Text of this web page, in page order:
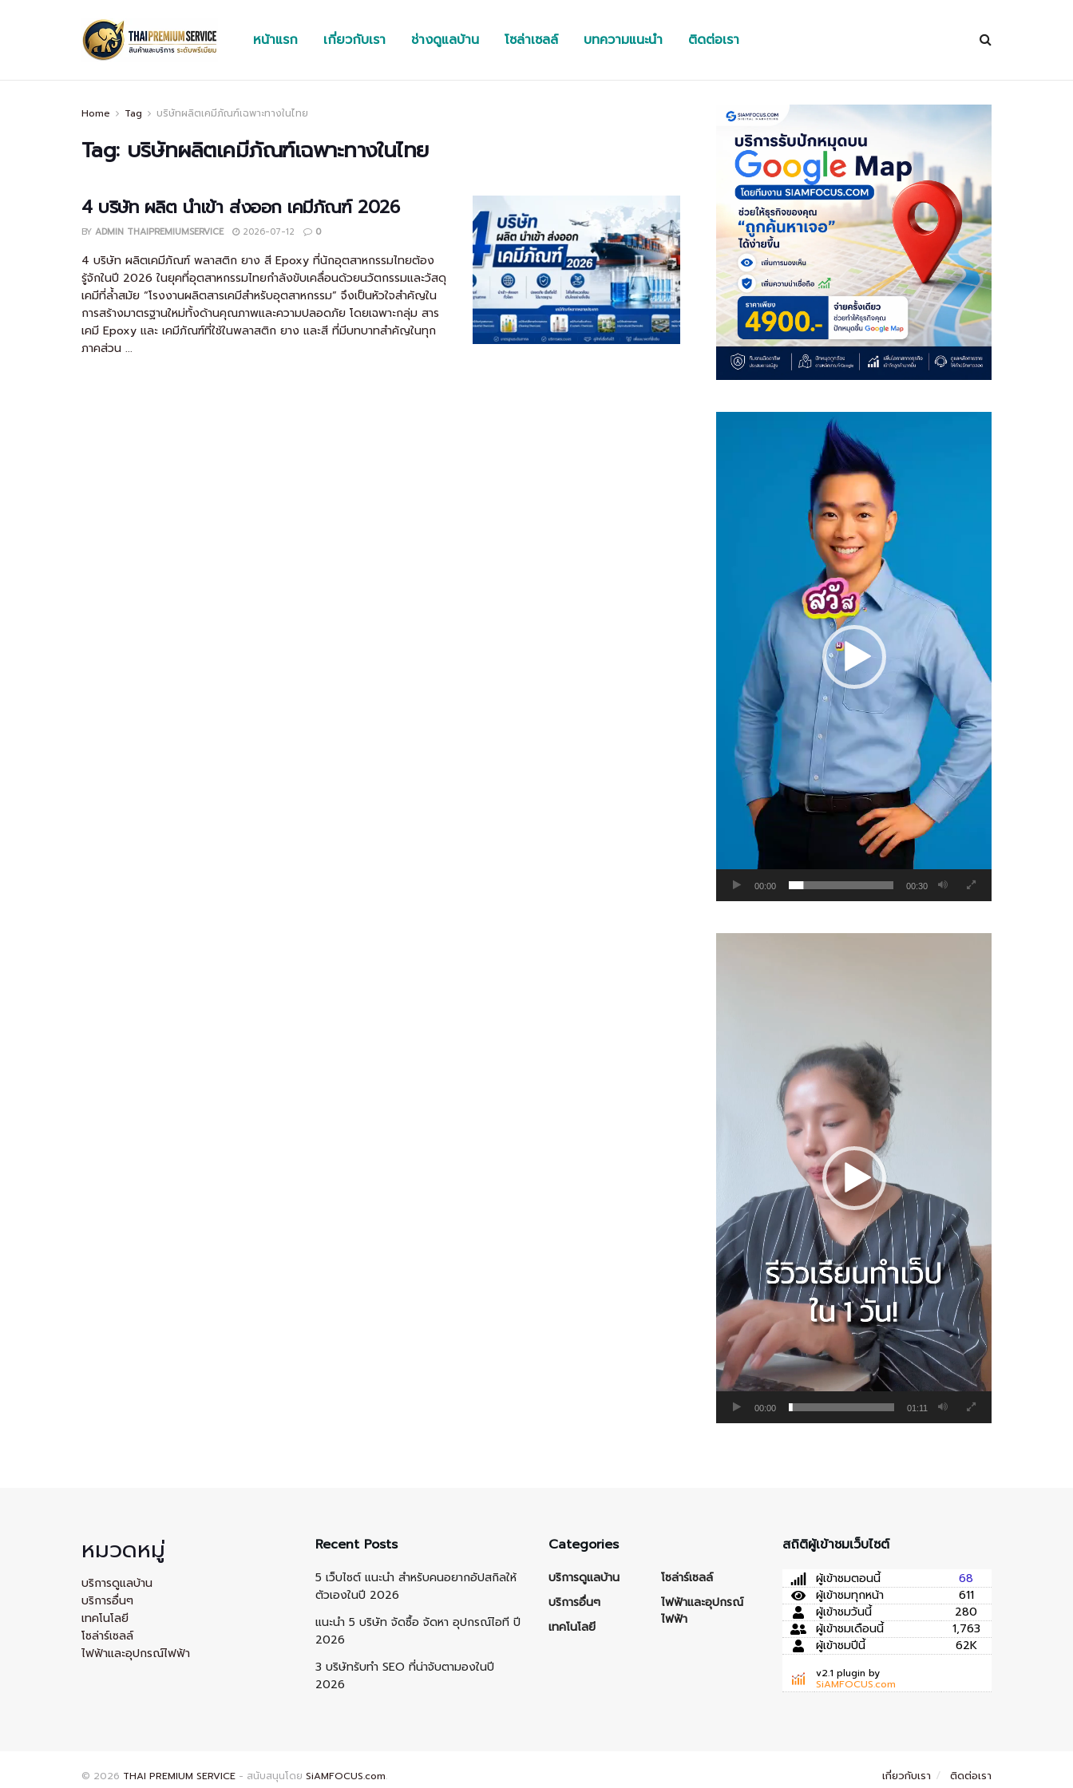
หน้าแรก เกี่ยวกับเรา ช่างดูแลบ้าน โซล่าเซลล์ บทความแนะนำ ติดต่อเรา
Home Tag บริษัทผลิตเคมีภัณฑ์เฉพาะทางในไทย
Tag: บริษัทผลิตเคมีภัณฑ์เฉพาะทางในไทย
4 บริษัท ผลิต นำเข้า ส่งออก เคมีภัณฑ์ 2026
BY ADMIN THAIPREMIUMSERVICE 2026-07-12 0
4 บริษัท ผลิตเคมีภัณฑ์ พลาสติก ยาง สี Epoxy ที่นักอุตสาหกรรมไทยต้อง
รู้จักในปี 2026 ในยุคที่อุตสาหกรรมไทยกำลังขับเคลื่อนด้วยนวัตกรรมและวัสดุ
เคมีที่ล้ำสมัย “โรงงานผลิตสารเคมีสำหรับอุตสาหกรรม” จึงเป็นหัวใจสำคัญใน
การสร้างมาตรฐานใหม่ทั้งด้านคุณภาพและความปลอดภัย โดยเฉพาะกลุ่ม สาร
เคมี Epoxy และ เคมีภัณฑ์ที่ใช้ในพลาสติก ยาง และสี ที่มีบทบาทสำคัญในทุก
ภาคส่วน ...
00:00 00:30
00:00 01:11
หมวดหมู่
บริการดูแลบ้าน
บริการอื่นๆ
เทคโนโลยี
โซล่าร์เซลล์
ไฟฟ้าและอุปกรณ์ไฟฟ้า
Recent Posts
5 เว็บไซต์ แนะนำ สำหรับคนอยากอัปสกิลให้
ตัวเองในปี 2026
แนะนำ 5 บริษัท จัดซื้อ จัดหา อุปกรณ์ไอที ปี
2026
3 บริษัทรับทำ SEO ที่น่าจับตามองในปี
2026
Categories
บริการดูแลบ้าน
บริการอื่นๆ
เทคโนโลยี
โซล่าร์เซลล์
ไฟฟ้าและอุปกรณ์
ไฟฟ้า
สถิติผู้เข้าชมเว็บไซต์
ผู้เข้าชมตอนนี้
68
ผู้เข้าชมทุกหน้า
611
ผู้เข้าชมวันนี้
280
ผู้เข้าชมเดือนนี้
1,763
ผู้เข้าชมปีนี้
62K
v2.1 plugin by
SiAMFOCUS.com
เกี่ยวกับเรา ติดต่อเรา
© 2026 THAI PREMIUM SERVICE - สนับสนุนโดย SiAMFOCUS.com.